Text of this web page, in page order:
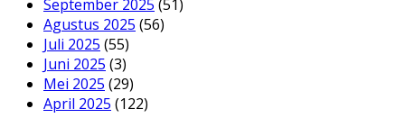
September 2025 (51)
Agustus 2025 (56)
Juli 2025 (55)
Juni 2025 (3)
Mei 2025 (29)
April 2025 (122)